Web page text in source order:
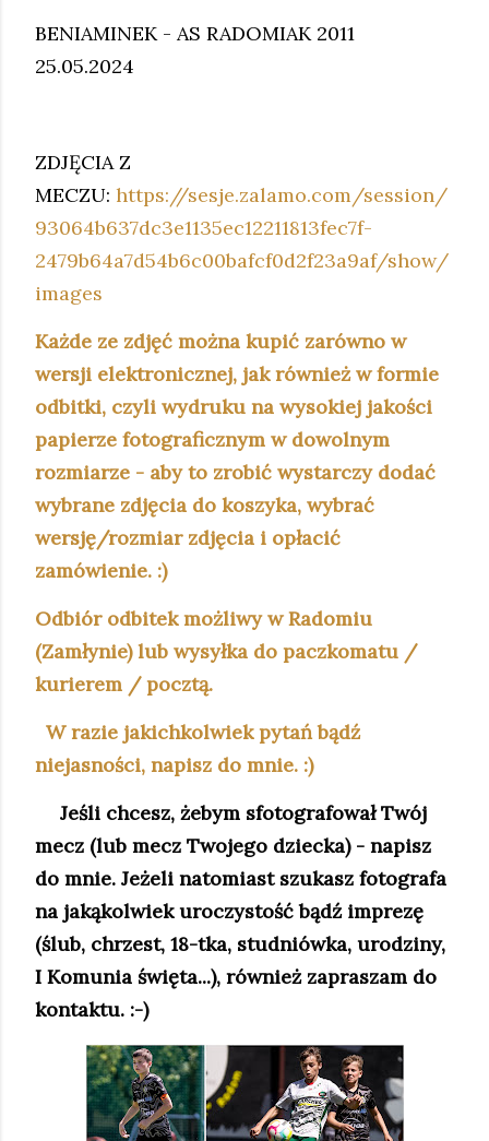
BENIAMINEK - AS RADOMIAK 2011
25.05.2024
ZDJĘCIA Z
MECZU: https://sesje.zalamo.com/session/
93064b637dc3e1135ec12211813fec7f-
2479b64a7d54b6c00bafcf0d2f23a9af/show/
images
Każde ze zdjęć można kupić zarówno w
wersji elektronicznej, jak również w formie
odbitki, czyli wydruku na wysokiej jakości
papierze fotograficznym w dowolnym
rozmiarze - aby to zrobić wystarczy dodać
wybrane zdjęcia do koszyka, wybrać
wersję/rozmiar zdjęcia i opłacić
zamówienie. :)
Odbiór odbitek możliwy w Radomiu
(Zamłynie) lub wysyłka do paczkomatu /
kurierem / pocztą.
W razie jakichkolwiek pytań bądź
niejasności, napisz do mnie. :)
Jeśli chcesz, żebym sfotografował Twój
mecz (lub mecz Twojego dziecka) - napisz
do mnie. Jeżeli natomiast szukasz fotografa
na jakąkolwiek uroczystość bądź imprezę
(ślub, chrzest, 18-tka, studniówka, urodziny,
I Komunia święta...), również zapraszam do
kontaktu. :-)